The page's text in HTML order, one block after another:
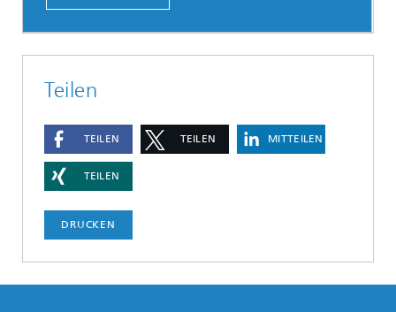
Teilen
TEILEN TEILEN MITTEILEN
TEILEN
DRUCKEN